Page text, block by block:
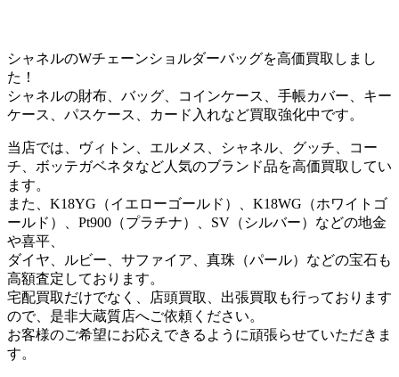
シャネルのWチェーンショルダーバッグを高価買取しまし
た！
シャネルの財布、バッグ、コインケース、手帳カバー、キー
ケース、パスケース、カード入れなど買取強化中です。
当店では、ヴィトン、エルメス、シャネル、グッチ、コー
チ、ボッテガベネタなど人気のブランド品を高価買取してい
ます。
また、K18YG（イエローゴールド）、K18WG（ホワイトゴ
ールド）、Pt900（プラチナ）、SV（シルバー）などの地金
や喜平、
ダイヤ、ルビー、サファイア、真珠（パール）などの宝石も
高額査定しております。
宅配買取だけでなく、店頭買取、出張買取も行っております
ので、是非大蔵質店へご依頼ください。
お客様のご希望にお応えできるように頑張らせていただきま
す。